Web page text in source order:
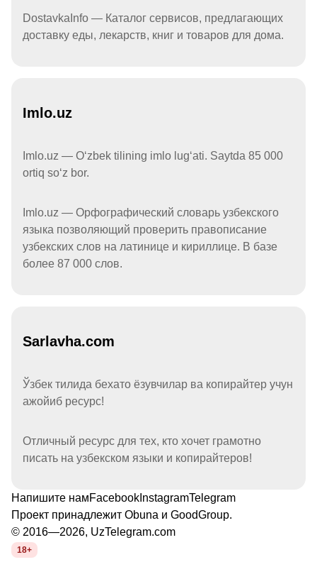
DostavkaInfo — Каталог сервисов, предлагающих
доставку еды, лекарств, книг и товаров для дома.
Imlo.uz
Imlo.uz — Oʻzbek tilining imlo lugʻati. Saytda 85 000
ortiq soʻz bor.
Imlo.uz — Орфографический словарь узбекского
языка позволяющий проверить правописание
узбекских слов на латинице и кириллице. В базе
более 87 000 слов.
Sarlavha.com
Ўзбек тилида бехато ёзувчилар ва копирайтер учун
ажойиб ресурс!
Отличный ресурс для тех, кто хочет грамотно
писать на узбекском языки и копирайтеров!
Напишите намFacebook InstagramTelegram
Проект принадлежит Obuna и GoodGroup.
© 2016—2026, UzTelegram.com
18+